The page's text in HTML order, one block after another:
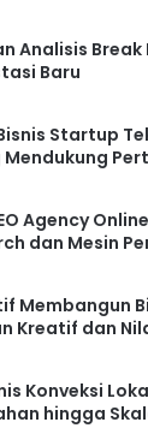
Analisis Break
Baru
Startup
Agency
dan Mesin
Membangun
Kreatif dan
Konveksi
hingga